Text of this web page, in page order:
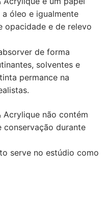
óleo e igualmente
e de relevo
de forma
solventes e
permance na
Acrylique não contém
conservação durante
serve no estúdio como